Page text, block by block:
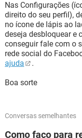
Nas Configurações
direito do seu perfil),
no ícone de lápis ao
deseja desbloquear e
conseguir fale com o
rede social do
ajuda
.
Boa sorte
Conversas semelhantes
Como faço para